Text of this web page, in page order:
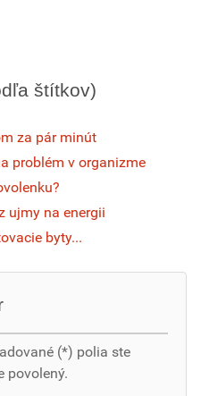
štítkov)
za pár minút
problém v organizme
ujmy na energii
byty...
(*) polia ste
povolený.